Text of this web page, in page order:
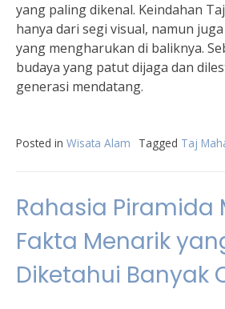
yang paling dikenal. Keindahan
hanya dari segi visual, namun
yang mengharukan di baliknya.
budaya yang patut dijaga dan
generasi mendatang.
Posted in Wisata Alam Tagged Taj
Rahasia Piramida
Fakta Menarik
Diketahui Banyak